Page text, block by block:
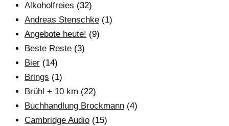
Alkoholfreies (32)
Andreas Stenschke (1)
Angebote heute! (9)
Beste Reste (3)
Bier (14)
Brings (1)
Brühl + 10 km (22)
Buchhandlung Brockmann (4)
Cambridge Audio (15)